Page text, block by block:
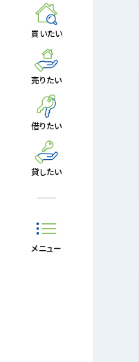
買いたい
売りたい
借りたい
貸したい
メニュー